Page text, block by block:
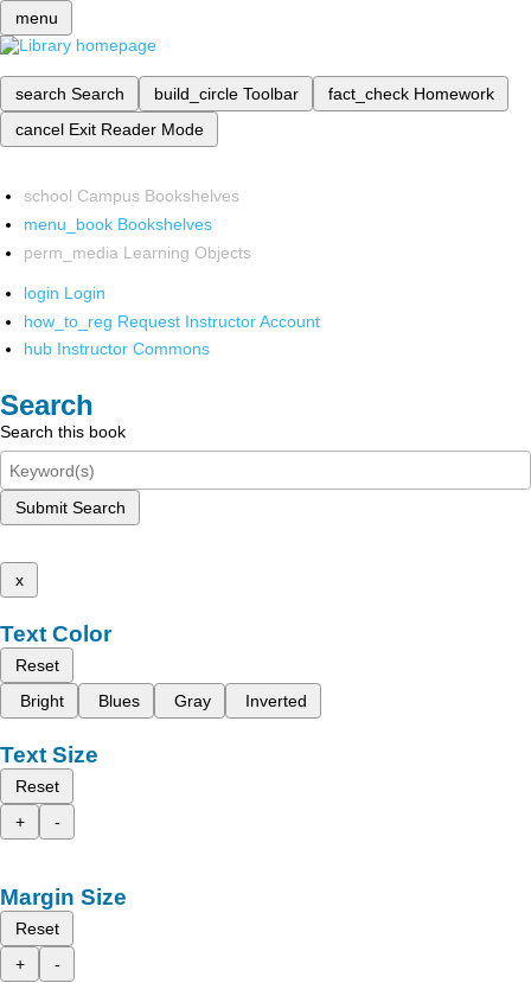
menu
search Search build_circle Toolbar fact_check Homework
cancel Exit Reader Mode
school Campus Bookshelves
menu_book Bookshelves
perm_media Learning Objects
login Login
how_to_reg Request Instructor Account
hub Instructor Commons
Search
Search this book
Submit Search
x
Text Color
Reset
Bright
Blues Gray Inverted
Text Size
Reset
+
-
Margin Size
Reset
+
-